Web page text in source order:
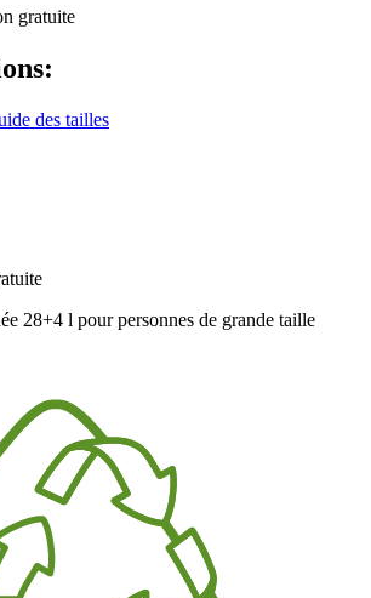
gratuite
des tailles
28+4 l pour personnes de grande taille